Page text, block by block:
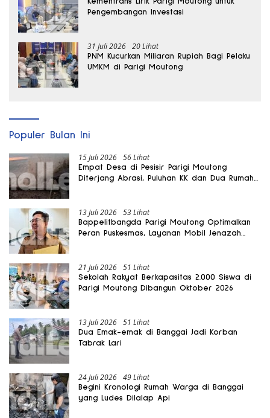
Pengembangan Investasi
31 Juli 2026 20 Lihat
PNM Kucurkan Miliaran Rupiah Bagi Pelaku
UMKM di Parigi Moutong
Populer Bulan Ini
15 Juli 2026 56 Lihat
Empat Desa di Pesisir Parigi Moutong
Diterjang Abrasi, Puluhan KK dan Dua Rumah
13 Juli 2026 53 Lihat
Bappelitbangda Parigi Moutong Optimalkan
Peran Puskesmas, Layanan Mobil Jenazah
21 Juli 2026 51 Lihat
Sekolah Rakyat Berkapasitas 2.000 Siswa di
Parigi Moutong Dibangun Oktober 2026
13 Juli 2026 51 Lihat
Dua Emak-emak di Banggai Jadi Korban
Tabrak Lari
24 Juli 2026 49 Lihat
Begini Kronologi Rumah Warga di Banggai
yang Ludes Dilalap Api